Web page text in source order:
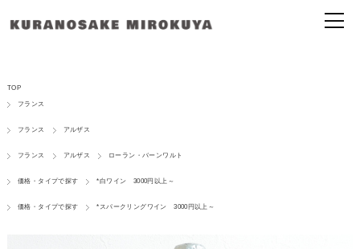
TOP
フランス
フランス アルザス
フランス アルザス ローラン・バーンワルト
価格・タイプで探す *白ワイン 3000円以上～
価格・タイプで探す *スパークリングワイン 3000円以上～